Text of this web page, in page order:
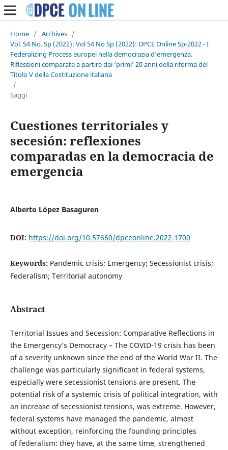
Home / Archives /
Vol. 54 No. Sp (2022): Vol 54 No Sp (2022): DPCE Online Sp-2022 - I
Federalizing Process europei nella democrazia d’emergenza.
Riflessioni comparate a partire dai ‘primi’ 20 anni della riforma del
Titolo V della Costituzione italiana
/
Saggi
Cuestiones territoriales y
secesión: reflexiones
comparadas en la democracia de
emergencia
Alberto López Basaguren
DOI: https://doi.org/10.57660/dpceonline.2022.1700
Keywords: Pandemic crisis; Emergency; Secessionist crisis;
Federalism; Territorial autonomy
Abstract
Territorial Issues and Secession: Comparative Reflections in
the Emergency’s Democracy – The COVID-19 crisis has been
of a severity unknown since the end of the World War II. The
challenge was particularly significant in federal systems,
especially were secessionist tensions are present. The
potential risk of a systemic crisis of political integration, with
an increase of secessionist tensions, was extreme. However,
federal systems have managed the pandemic, almost
without exception, reinforcing the founding principles
of federalism: they have, at the same time, strengthened